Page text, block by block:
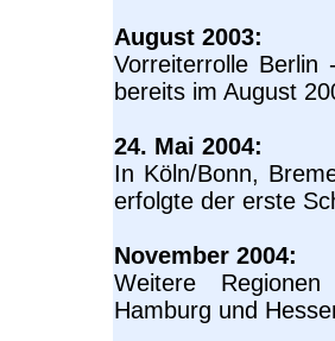
August 2003:
Vorreiterrolle Berlin
bereits im August
24. Mai 2004:
In Köln/Bonn,
erfolgte der erste
November 2004:
Weitere Regionen
Hamburg und